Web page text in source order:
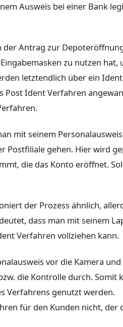
Ausweis bei einer Bank
der Antrag zur
zu nutzen
letztendlich über ein
Post Ident Verfahren
mit seinem
Postfiliale gehen. Hier wird
die das Konto eröffnet.
der Prozess ähnlich,
dass man mit seinem
Verfahren vollziehen kann.
vor die Kamera
die Kontrolle durch. Somit
Verfahrens genutzt werden.
für den Kunden nicht, der